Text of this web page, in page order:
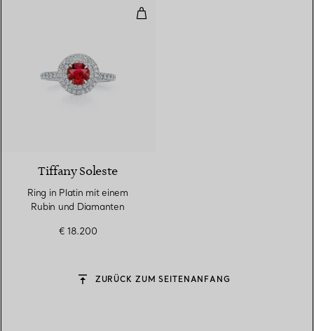
Ring in Platin mit einem Rubin
Tiffany Soleste
Ring in Platin mit einem
Rubin und Diamanten
€ 18.200
ZURÜCK ZUM SEITENANFANG